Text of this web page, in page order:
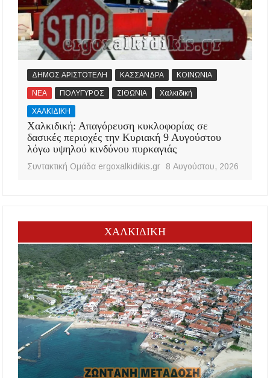
ΔΗΜΟΣ ΑΡΙΣΤΟΤΕΛΗ ΚΑΣΣΑΝΔΡΑ ΚΟΙΝΩΝΙΑ
ΝΕΑ ΠΟΛΥΓΥΡΟΣ ΣΙΘΩΝΙΑ Χαλκιδική
ΧΑΛΚΙΔΙΚΗ
Χαλκιδική: Απαγόρευση κυκλοφορίας σε
δασικές περιοχές την Κυριακή 9 Αυγούστου
λόγω υψηλού κινδύνου πυρκαγιάς
Συντακτική Ομάδα ergoxalkidikis.gr 8 Αυγούστου, 2026
ΧΑΛΚΙΔΙΚΗ